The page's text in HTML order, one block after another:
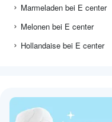
Marmeladen bei E center
Melonen bei E center
Hollandaise bei E center